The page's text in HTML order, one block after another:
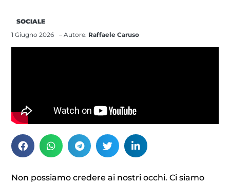
SOCIALE
1 Giugno 2026
– Autore: Raffaele Caruso
Non possiamo credere ai nostri occhi. Ci siamo